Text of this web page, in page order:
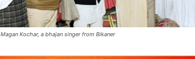
Magan Kochar, a bhajan singer from Bikaner